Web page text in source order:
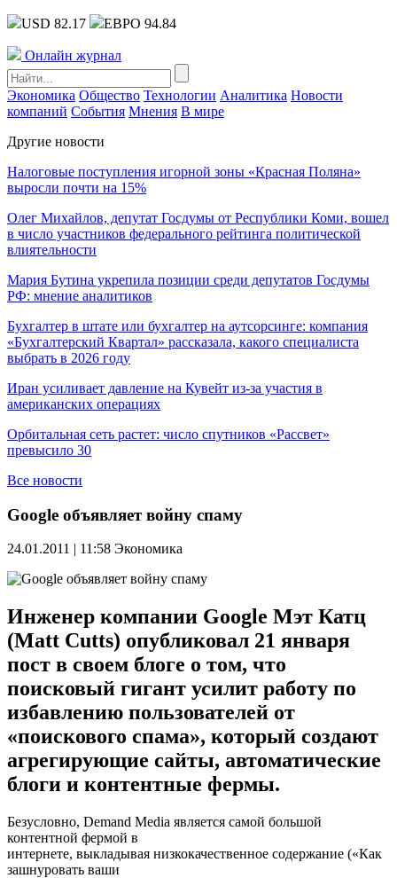
USD 82.17 ЕВРО 94.84
Онлайн журнал
Экономика Общество Технологии Аналитика Новости
компаний События Мнения В мире
Другие новости
Налоговые поступления игорной зоны «Красная Поляна»
выросли почти на 15%
Олег Михайлов, депутат Госдумы от Республики Коми, вошел
в число участников федерального рейтинга политической
влиятельности
Мария Бутина укрепила позиции среди депутатов Госдумы
РФ: мнение аналитиков
Бухгалтер в штате или бухгалтер на аутсорсинге: компания
«Бухгалтерский Квартал» рассказала, какого специалиста
выбрать в 2026 году
Иран усиливает давление на Кувейт из-за участия в
американских операциях
Орбитальная сеть растет: число спутников «Рассвет»
превысило 30
Все новости
Google объявляет войну спаму
24.01.2011 | 11:58 Экономика
Инженер компании Google Мэт Катц
(Matt Cutts) опубликовал 21 января
пост в своем блоге о том, что
поисковый гигант усилит работу по
избавлению пользователей от
«поискового спама», который создают
агрегирующие сайты, автоматические
блоги и контентные фермы.
Безусловно, Demand Media является самой большой
контентной фермой в
интернете, выкладывая низкокачественное содержание («Как
зашнуровать ваши